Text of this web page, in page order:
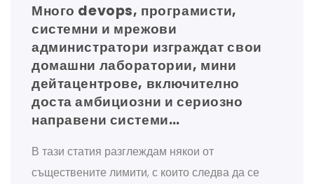
Много devops, програмисти,
системни и мрежови
администратори изграждат свои
домашни лаборатории, мини
дейтацентрове, включително
доста амбициозни и сериозно
направени системи…
В тази статия разглеждам някои от
съществените лимити, с които следва да се